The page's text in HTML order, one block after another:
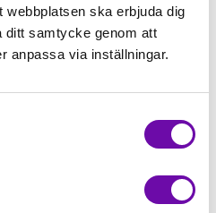
ska erbjuda dig
ditt samtycke genom att
anpassa via inställningar.
i varukorgen,
tillbehör